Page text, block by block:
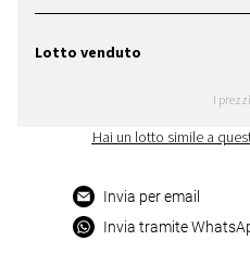
Lotto venduto
I
Hai un lotto simile a
Invia per email
Invia tramite